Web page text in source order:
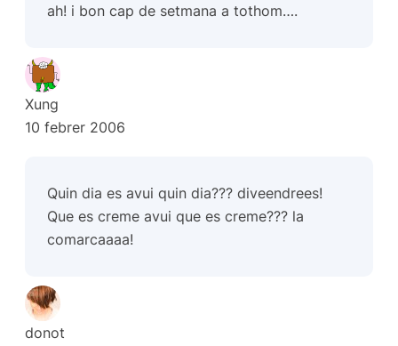
ah! i bon cap de setmana a tothom….
Xung
10 febrer 2006
Quin dia es avui quin dia??? diveendrees!
Que es creme avui que es creme??? la
comarcaaaa!
donot